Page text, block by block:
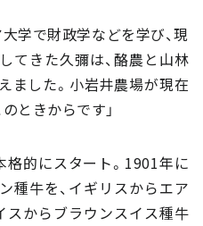
学で財政学などを学び、現
てきた久彌は、酪農と山林
ました。小岩井農場が現在
ときからです」
格的にスタート。1901年に
種牛を、イギリスからエア
スからブラウンスイス種牛